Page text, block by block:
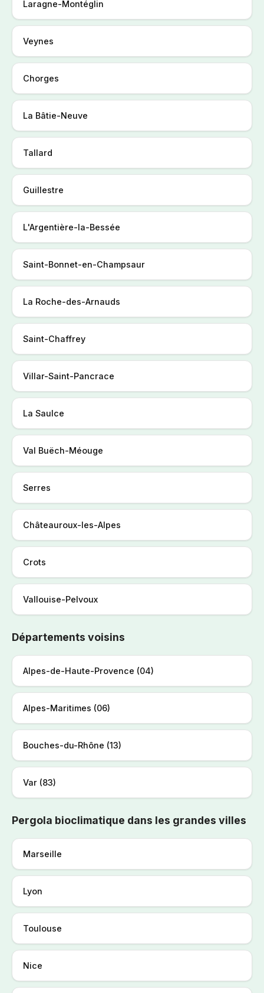
Laragne-Montéglin
Veynes
Chorges
La Bâtie-Neuve
Tallard
Guillestre
L'Argentière-la-Bessée
Saint-Bonnet-en-Champsaur
La Roche-des-Arnauds
Saint-Chaffrey
Villar-Saint-Pancrace
La Saulce
Val Buëch-Méouge
Serres
Châteauroux-les-Alpes
Crots
Vallouise-Pelvoux
Départements voisins
Alpes-de-Haute-Provence (04)
Alpes-Maritimes (06)
Bouches-du-Rhône (13)
Var (83)
Pergola bioclimatique dans les grandes villes
Marseille
Lyon
Toulouse
Nice